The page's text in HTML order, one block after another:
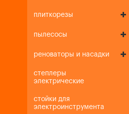
плиткорезы
пылесосы
реноваторы и насадки
степлеры
электрические
стойки для
электроинструмента